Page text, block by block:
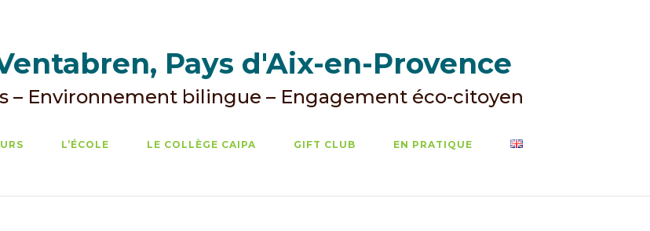
Pays d'Aix-en-Provence
– Environnement bilingue – Engagement éco-citoyen
L’ÉCOLE LE COLLÈGE CAIPA GIFT CLUB EN PRATIQUE